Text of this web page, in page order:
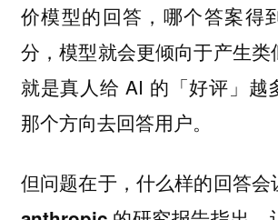
价模型的回答，哪个答案得
分，模型就会更倾向于产生
就是真人给 AI 的「好评」越
那个方向去回答用户。
但问题在于，什么样的回答会